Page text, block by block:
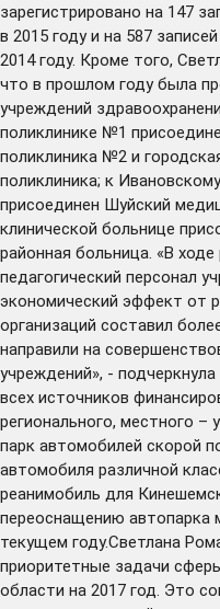
зарегистрировано на 147
в 2015 году и на 587
2014 году. Кроме того,
что в прошлом году была
учреждений
поликлинике №1
поликлиника №2 и
поликлиника; к
присоединен Шуйский
клинической больнице
районная больница. «В
педагогический персонал
экономический эффект от
организаций составил
направили на
учреждений», -
всех источников
регионального, местного
парк автомобилей скорой
автомобиля различной
реанимобиль для
переоснащению автопарка
текущем году.Светлана
приоритетные задачи
области на 2017 год. Это